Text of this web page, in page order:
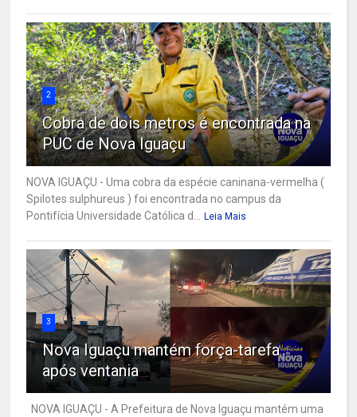
2
Cobra de dois metros é encontrada na
PUC de Nova Iguaçu
NOVA IGUAÇU - Uma cobra da espécie caninana-vermelha (
Spilotes sulphureus ) foi encontrada no campus da
Pontifícia Universidade Católica d...
Leia Mais
3
Nova Iguaçu mantém força-tarefa
após ventania
NOVA IGUAÇU - A Prefeitura de Nova Iguaçu mantém uma